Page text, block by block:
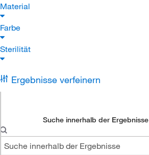
Material
Farbe
Sterilität
Ergebnisse verfeinern
Suche innerhalb der Ergebnisse